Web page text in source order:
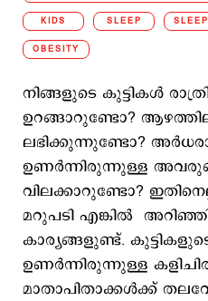
KIDS SLEEP
OBESITY
നിങ്ങളുടെ കുട്ടികൾ
ഉറങ്ങാറുണ്ടോ?
ലഭിക്കുന്നുണ്ടോ?
ഉണർന്നിരുന്നുള്ള
വിലക്കാറുണ്ടോ?
മറുപടി എങ്കിൽ
കാര്യങ്ങളുണ്ട്.
ഉണർന്നിരുന്നുള്ള
മാതാപിതാക്കൾക്ക്